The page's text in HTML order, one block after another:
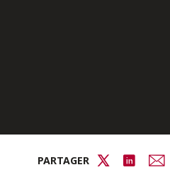
PARTAGER